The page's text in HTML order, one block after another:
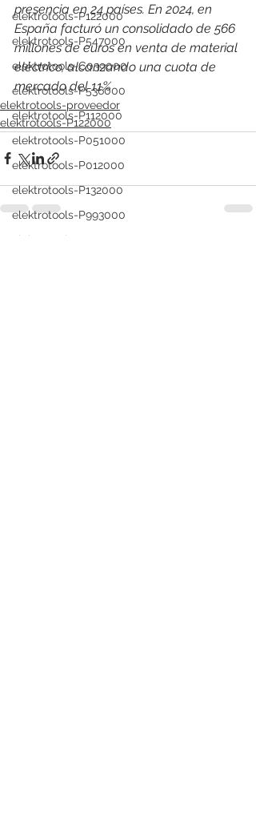
elektrotools-P122000
elektrotools-P547000
elektrotools-C039000
elektrotools-P536000
elektrotools-P112000
elektrotools-P051000
elektrotools-P012000
elektrotools-P132000
elektrotools-P993000
elektrotools-P004000
presencia en 24 países. En 2024, en
España facturó un consolidado de 566
millones de euros en venta de material
eléctrico, alcanzando una cuota de
mercado del 11%
elektrotools-proveedor
elektrotools-P122000